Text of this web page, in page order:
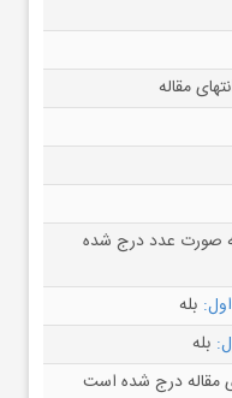
مقاله
صورت عدد درج شده
بله
بله
مقاله درج شده است